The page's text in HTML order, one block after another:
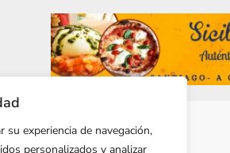
su experiencia de navegación,
personalizados y analizar